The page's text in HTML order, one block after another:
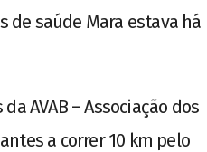
de saúde Mara estava há
AVAB – Associação dos
a correr 10 km pelo